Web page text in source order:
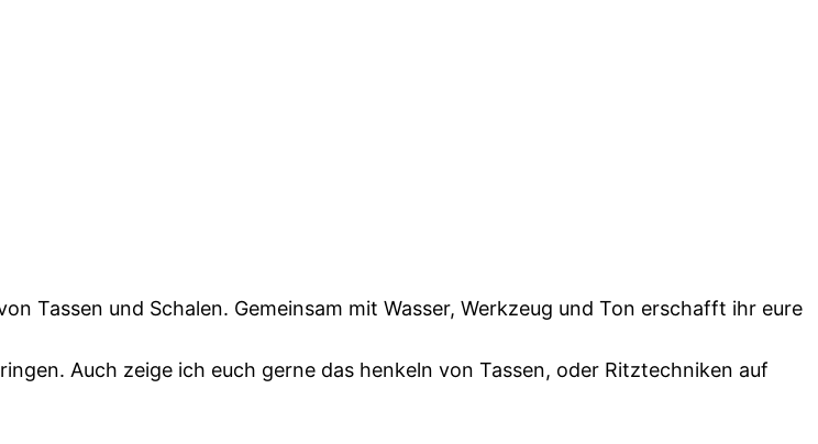
Tassen und Schalen. Gemeinsam mit Wasser, Werkzeug und Ton erschafft ihr eure
Auch zeige ich euch gerne das henkeln von Tassen, oder Ritztechniken auf